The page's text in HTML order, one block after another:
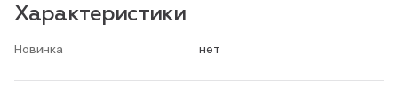
Характеристики
Новинка нет